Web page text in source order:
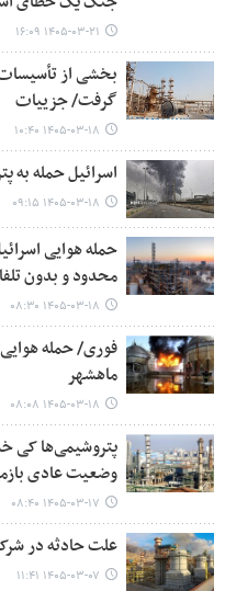
۱۴۰۵-۰۳-۲۱ ۱۶:۰۹
بخشی از
گرفت/ جزییات
۱۴۰۵-۰۳-۱۸ ۱۰:۴۰
اسرائیل حمله به
۱۴۰۵-۰۳-۱۸ ۰۹:۱۵
حمله هوایی
محدود و بدون
۱۴۰۵-۰۳-۱۸ ۰۸:۳۰
فوری/ حمله
ماهشهر
۱۴۰۵-۰۳-۱۸ ۰۸:۰۸
پتروشیمی‌ها کی
وضعیت عادی
۱۴۰۵-۰۳-۱۷ ۰۸:۴۰
علت حادثه در
۱۴۰۵-۰۳-۰۷ ۱۱:۴۱